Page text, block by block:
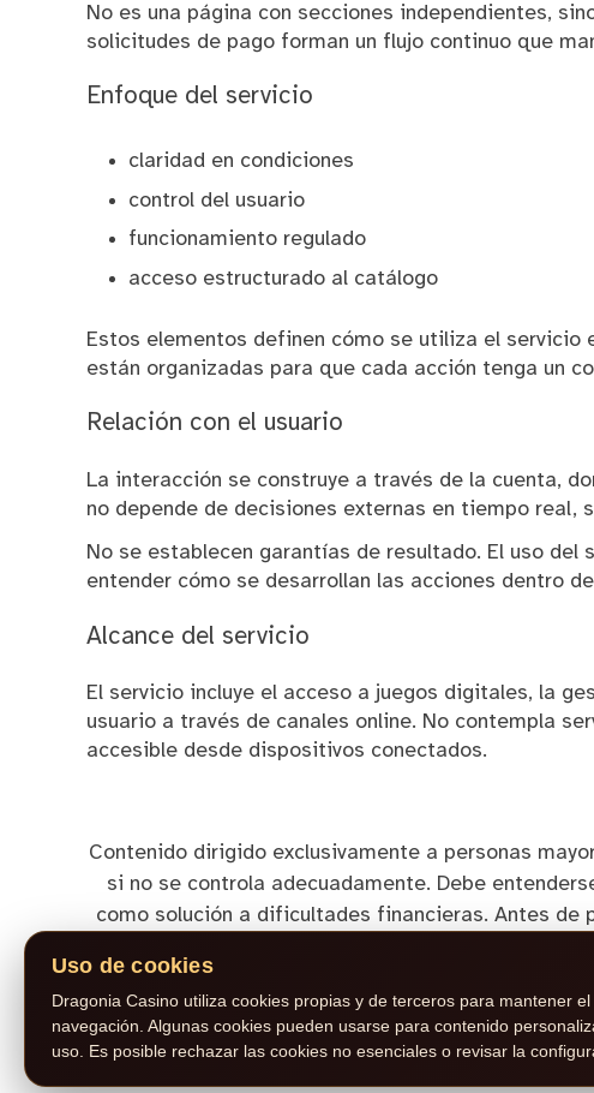
No es una página con secciones independientes,
solicitudes de pago forman un flujo continuo que
Enfoque del servicio
claridad en condiciones
control del usuario
funcionamiento regulado
acceso estructurado al catálogo
Estos elementos definen cómo se utiliza el
están organizadas para que cada acción tenga un
Relación con el usuario
La interacción se construye a través de la cuenta,
no depende de decisiones externas en tiempo
No se establecen garantías de resultado. El uso
entender cómo se desarrollan las acciones dentro
Alcance del servicio
El servicio incluye el acceso a juegos digitales, la
usuario a través de canales online. No contempla
accesible desde dispositivos conectados.
Contenido dirigido exclusivamente a personas
si no se controla adecuadamente. Debe
como solución a dificultades financieras. Antes de
problemático, se recomienda interrumpir la
puede escribirse a info@dragoniaes.com |
Uso de cookies
Dragonia Casino utiliza cookies propias y de terceros para mantener
navegación. Algunas cookies pueden usarse para contenido
uso. Es posible rechazar las cookies no esenciales o revisar la